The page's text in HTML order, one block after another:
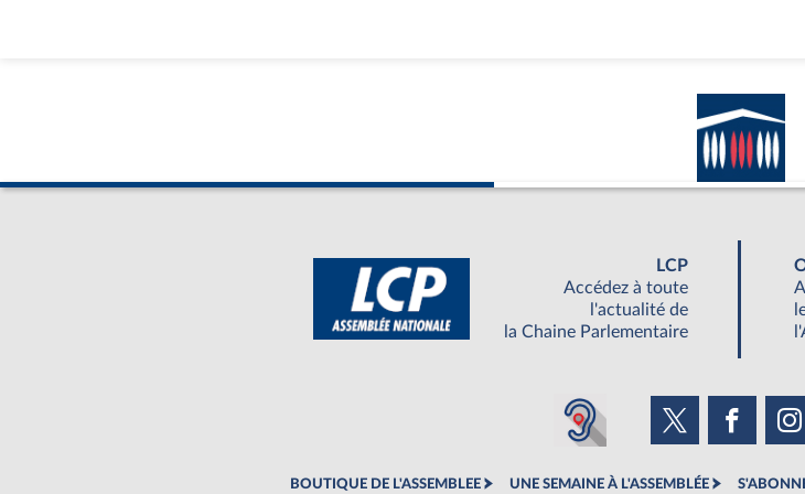
LCP
Accédez à toute
l'actualité de
la Chaine Parlementaire
BOUTIQUE DE L'ASSEMBLEE UNE SEMAINE À L'ASSEMBLÉE